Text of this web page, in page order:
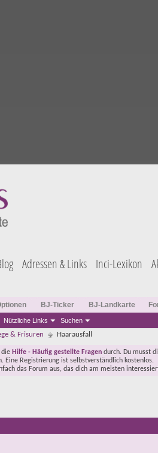
Adressen & Links Inci-Lexikon
Nützliche Links Suchen
BJ-Ticker BJ-Landkarte
& Frisuren Haarausfall
die Hilfe - Häufig gestellte Fragen durch. Du musst
Eine Registrierung ist selbstverständlich kostenlos.
das Forum aus, das dich am meisten